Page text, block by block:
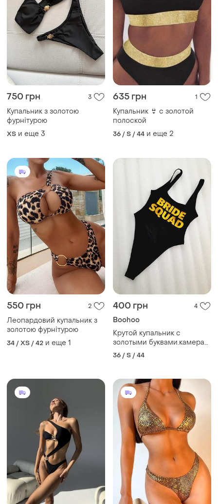
750 грн 3
Купальник з золотою
фурнітурою
ХS и еще 3
635 грн 1
Купальник 👙 с золотой
полоской
36 / S / 44 и еще 2
550 грн 2
Леопардовий купальник з
золотою фурнітурою
34 / XS / 42 и еще 1
400 грн 4
Boohoo
Крутой купальник с
золотыми буквами.камера
не передает блеск золотых
букв.очень крутой.
36 / S / 44